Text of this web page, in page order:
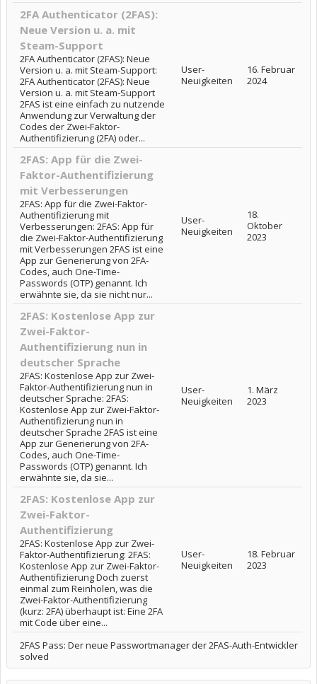
2FA Authenticator (2FAS):
Neue Version u. a. mit
Steam-Support
2FA Authenticator (2FAS): Neue
Version u. a. mit Steam-Support:
2FA Authenticator (2FAS): Neue
Version u. a. mit Steam-Support
2FAS ist eine einfach zu nutzende
Anwendung zur Verwaltung der
Codes der Zwei-Faktor-
Authentifizierung (2FA) oder...
User-
Neuigkeiten
16. Februar
2024
2FAS: App für die Zwei-
Faktor-Authentifizierung
mit Verbesserungen
2FAS: App für die Zwei-Faktor-
Authentifizierung mit
Verbesserungen: 2FAS: App für
die Zwei-Faktor-Authentifizierung
mit Verbesserungen 2FAS ist eine
App zur Generierung von 2FA-
Codes, auch One-Time-
Passwords (OTP) genannt. Ich
erwähnte sie, da sie nicht nur...
User-
Neuigkeiten
18.
Oktober
2023
2FAS: Kostenlose App zur
Zwei-Faktor-
Authentifizierung nun in
deutscher Sprache
2FAS: Kostenlose App zur Zwei-
Faktor-Authentifizierung nun in
deutscher Sprache: 2FAS:
Kostenlose App zur Zwei-Faktor-
Authentifizierung nun in
deutscher Sprache 2FAS ist eine
App zur Generierung von 2FA-
Codes, auch One-Time-
Passwords (OTP) genannt. Ich
erwähnte sie, da sie...
User-
Neuigkeiten
1. März
2023
2FAS: Kostenlose App zur
Zwei-Faktor-
Authentifizierung
2FAS: Kostenlose App zur Zwei-
Faktor-Authentifizierung: 2FAS:
Kostenlose App zur Zwei-Faktor-
Authentifizierung Doch zuerst
einmal zum Reinholen, was die
Zwei-Faktor-Authentifizierung
(kurz: 2FA) überhaupt ist: Eine 2FA
mit Code über eine...
User-
Neuigkeiten
18. Februar
2023
2FAS Pass: Der neue Passwortmanager der 2FAS-Auth-Entwickler
solved